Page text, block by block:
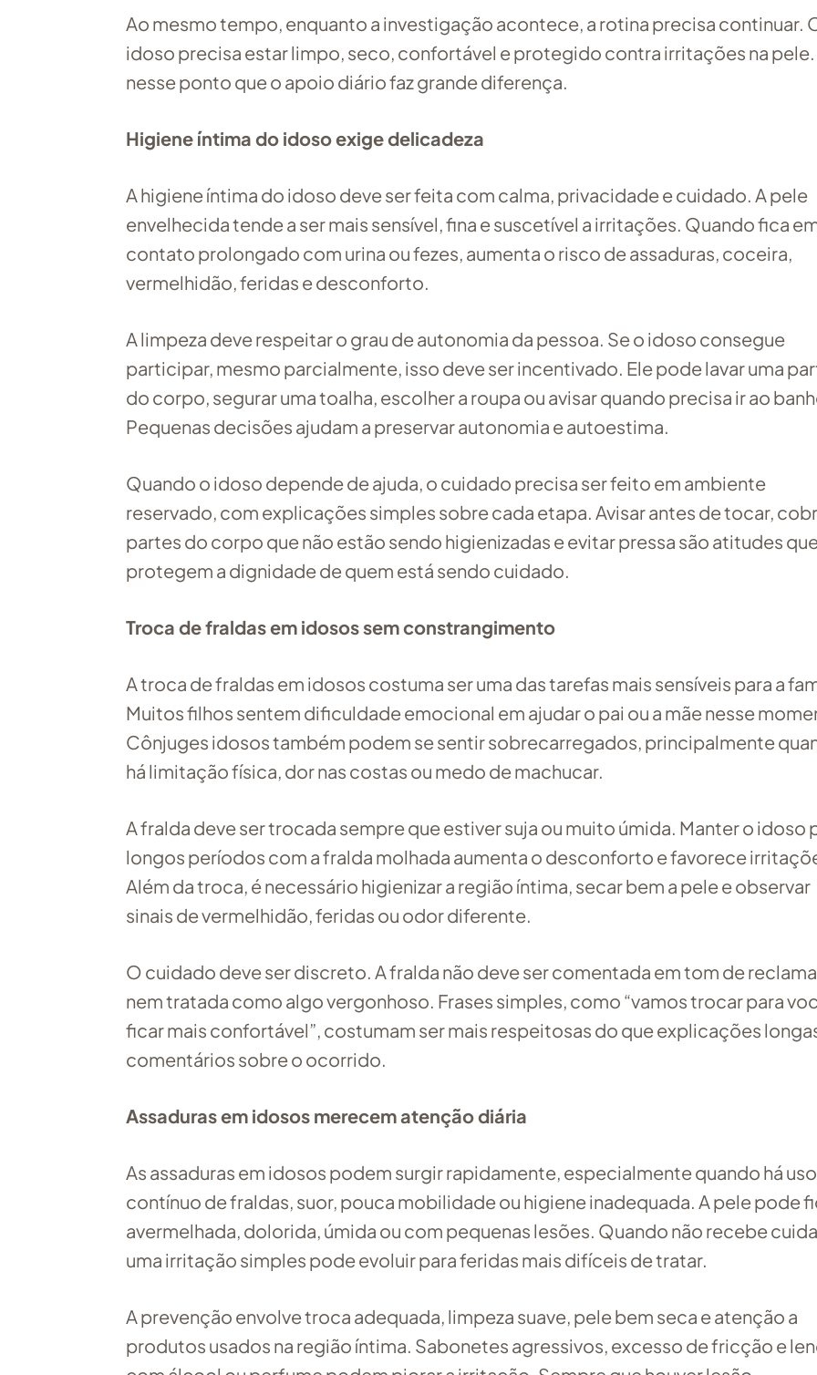
Ao mesmo tempo, enquanto a investigação acontece, a rotina precisa continuar.
idoso precisa estar limpo, seco, confortável e protegido contra irritações na pele.
nesse ponto que o apoio diário faz grande diferença.
Higiene íntima do idoso exige delicadeza
A higiene íntima do idoso deve ser feita com calma, privacidade e cuidado. A pele
envelhecida tende a ser mais sensível, fina e suscetível a irritações. Quando fica
contato prolongado com urina ou fezes, aumenta o risco de assaduras, coceira,
vermelhidão, feridas e desconforto.
A limpeza deve respeitar o grau de autonomia da pessoa. Se o idoso consegue
participar, mesmo parcialmente, isso deve ser incentivado. Ele pode lavar uma
do corpo, segurar uma toalha, escolher a roupa ou avisar quando precisa ir ao
Pequenas decisões ajudam a preservar autonomia e autoestima.
Quando o idoso depende de ajuda, o cuidado precisa ser feito em ambiente
reservado, com explicações simples sobre cada etapa. Avisar antes de tocar,
partes do corpo que não estão sendo higienizadas e evitar pressa são atitudes
protegem a dignidade de quem está sendo cuidado.
Troca de fraldas em idosos sem constrangimento
A troca de fraldas em idosos costuma ser uma das tarefas mais sensíveis para a
Muitos filhos sentem dificuldade emocional em ajudar o pai ou a mãe nesse
Cônjuges idosos também podem se sentir sobrecarregados, principalmente
há limitação física, dor nas costas ou medo de machucar.
A fralda deve ser trocada sempre que estiver suja ou muito úmida. Manter o idoso
longos períodos com a fralda molhada aumenta o desconforto e favorece
Além da troca, é necessário higienizar a região íntima, secar bem a pele e observar
sinais de vermelhidão, feridas ou odor diferente.
O cuidado deve ser discreto. A fralda não deve ser comentada em tom de
nem tratada como algo vergonhoso. Frases simples, como “vamos trocar para
ficar mais confortável”, costumam ser mais respeitosas do que explicações
comentários sobre o ocorrido.
Assaduras em idosos merecem atenção diária
As assaduras em idosos podem surgir rapidamente, especialmente quando há uso
contínuo de fraldas, suor, pouca mobilidade ou higiene inadequada. A pele pode
avermelhada, dolorida, úmida ou com pequenas lesões. Quando não recebe
uma irritação simples pode evoluir para feridas mais difíceis de tratar.
A prevenção envolve troca adequada, limpeza suave, pele bem seca e atenção a
produtos usados na região íntima. Sabonetes agressivos, excesso de fricção e